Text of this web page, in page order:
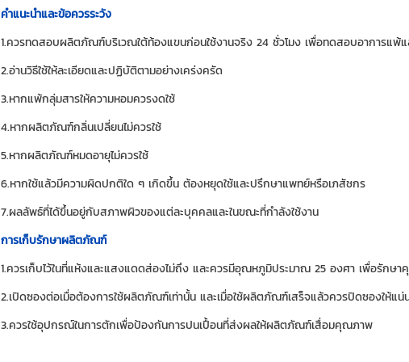
คำแนะนำและข้อควรระวัง
1.ควรทดสอบผลิตภัณฑ์บริเวณใต้ท้องแขนก่อนใช้งานจริง 24 ชั่วโมง เพื่อทดสอบอาการแพ้แ
2.อ่านวิธีใช้ให้ละเอียดและปฏิบัติตามอย่างเคร่งครัด
3.หากแพ้กลุ่มสารให้ความหอมควรงดใช้
4.หากผลิตภัณฑ์กลิ่นเปลี่ยนไม่ควรใช้
5.หากผลิตภัณฑ์หมดอายุไม่ควรใช้
6.หากใช้แล้วมีความผิดปกติใด ๆ เกิดขึ้น ต้องหยุดใช้และปรึกษาแพทย์หรือเภสัชกร
7.ผลลัพธ์ที่ได้ขึ้นอยู่กับสภาพผิวของแต่ละบุคคลและในขณะที่กำลังใช้งาน
การเก็บรักษาผลิตภัณฑ์
1.ควรเก็บไว้ในที่แห้งและแสงแดดส่องไม่ถึง และควรมีอุณหภูมิประมาณ 25 องศา เพื่อรักษ
2.เปิดซองต่อเมื่อต้องการใช้ผลิตภัณฑ์เท่านั้น และเมื่อใช้ผลิตภัณฑ์เสร็จแล้วควรปิดซองให้แน่
3.ควรใช้อุปกรณ์ในการตักเพื่อป้องกันการปนเปื้อนที่ส่งผลให้ผลิตภัณฑ์เสื่อมคุณภาพ